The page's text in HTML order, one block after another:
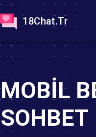
18Chat.Tr
MOBIL
SOHBET